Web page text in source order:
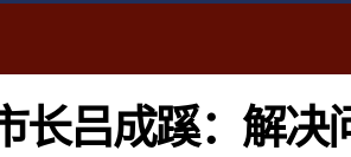
长吕成蹊：解决